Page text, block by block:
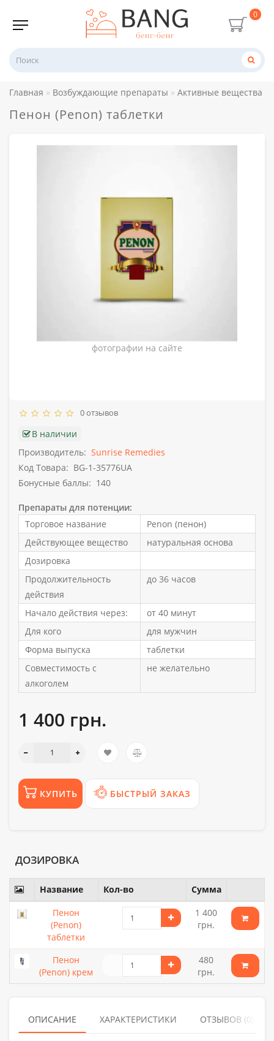
0
Главная Возбуждающие препараты Активные вещества
Пенон (Penon) таблетки
фотографии на сайте
0 отзывов
В наличии
Производитель: Sunrise Remedies
Код Товара: BG-1-35776UA
Бонусные баллы: 140
Препараты для потенции:
Торговое название
Penon (пенон)
Действующее вещество
натуральная основа
Дозировка
Продолжительность
действия
до 36 часов
Начало действия через:
от 40 минут
Для кого
для мужчин
Форма выпуска
таблетки
Совместимость с
алкоголем
не желательно
1 400 грн.
КУПИТЬ БЫСТРЫЙ ЗАКАЗ
ДОЗИРОВКА
Название Кол-во
Сумма
Пенон
(Penon)
таблетки
1 400
грн.
Пенон
(Penon) крем
480
грн.
ОПИСАНИЕ ХАРАКТЕРИСТИКИ ОТЗЫВОВ (0)